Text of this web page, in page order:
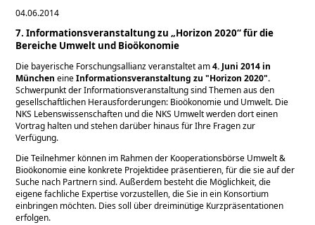
04.06.2014
7. Informationsveranstaltung zu „Horizon 2020“ für die
Bereiche Umwelt und Bioökonomie
Die bayerische Forschungsallianz veranstaltet am4. Juni 2014 in
MüncheneineInformationsveranstaltung zu Horizon 2020 .
Schwerpunkt der Informationsveranstaltung sind Themen aus den
gesellschaftlichen Herausforderungen: Bioökonomie und Umwelt. Die
NKS Lebenswissenschaften und die NKS Umwelt werden dort einen
Vortrag halten und stehen darüber hinaus für Ihre Fragen zur
Verfügung.
Die Teilnehmer können im Rahmen der Kooperationsbörse Umwelt &
Bioökonomie eine konkrete Projektidee präsentieren, für die sie auf der
Suche nach Partnern sind. Außerdem besteht die Möglichkeit, die
eigene fachliche Expertise vorzustellen, die Sie in ein Konsortium
einbringen möchten. Dies soll über dreiminütige Kurzpräsentationen
erfolgen.